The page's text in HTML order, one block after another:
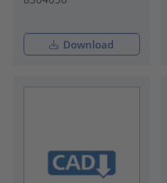
Download